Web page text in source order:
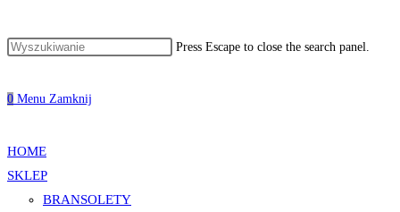
Press Escape to close the search panel.
0 Menu Zamknij
HOME
SKLEP
BRANSOLETY